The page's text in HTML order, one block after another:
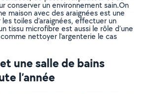
conserver un environnement sain.On
maison avec des araignées est une
les toiles d’araignées, effectuer un
tissu microfibre est aussi le rôle d’une
nettoyer l’argenterie le cas
une salle de bains
l’année